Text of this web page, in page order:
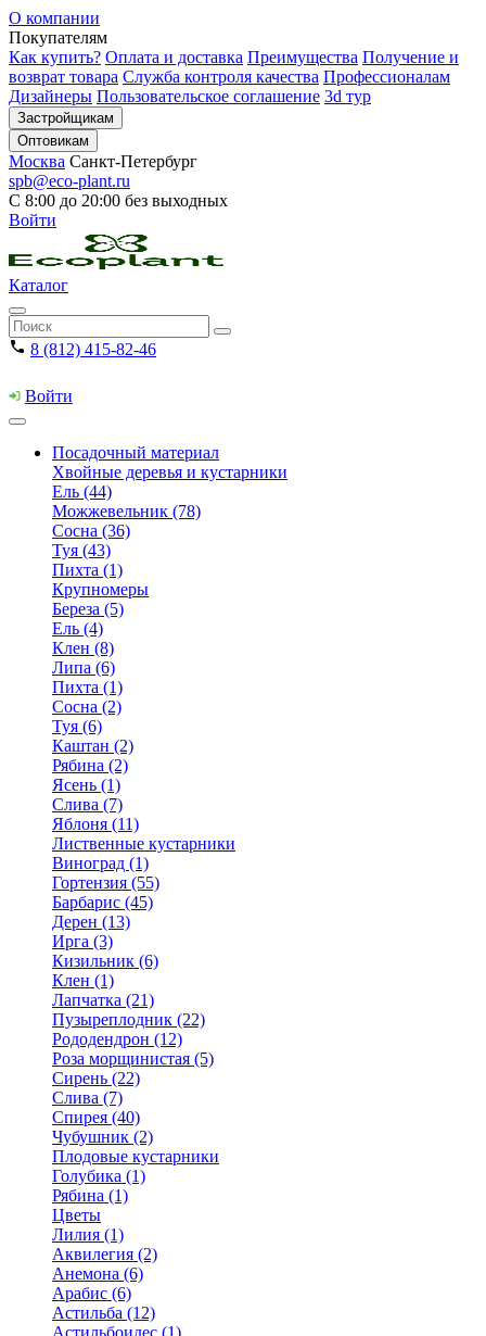
О компании
Покупателям
Как купить? Оплата и доставка Преимущества Получение и
возврат товара Служба контроля качества Профессионалам
Дизайнеры Пользовательское соглашение 3d тур
Застройщикам
Оптовикам
Москва Санкт-Петербург
spb@eco-plant.ru
С 8:00 до 20:00 без выходных
Войти
Каталог
8 (812) 415-82-46
Войти
Посадочный материал
Хвойные деревья и кустарники
Ель (44)
Можжевельник (78)
Сосна (36)
Туя (43)
Пихта (1)
Крупномеры
Береза (5)
Ель (4)
Клен (8)
Липа (6)
Пихта (1)
Сосна (2)
Туя (6)
Каштан (2)
Рябина (2)
Ясень (1)
Слива (7)
Яблоня (11)
Лиственные кустарники
Виноград (1)
Гортензия (55)
Барбарис (45)
Дерен (13)
Ирга (3)
Кизильник (6)
Клен (1)
Лапчатка (21)
Пузыреплодник (22)
Рододендрон (12)
Роза морщинистая (5)
Сирень (22)
Слива (7)
Спирея (40)
Чубушник (2)
Плодовые кустарники
Голубика (1)
Рябина (1)
Цветы
Лилия (1)
Аквилегия (2)
Анемона (6)
Арабис (6)
Астильба (12)
Астильбоидес (1)